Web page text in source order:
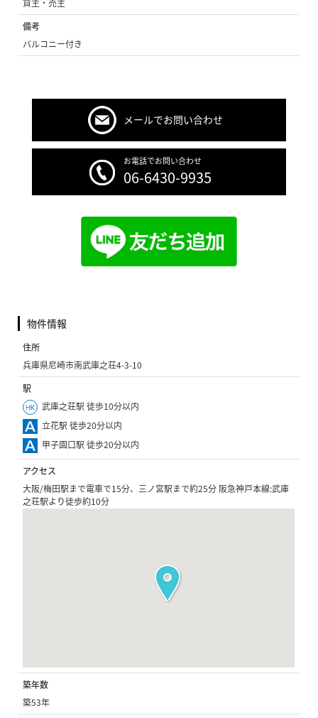
貸主・売主
備考
バルコニー付き
メールでお問い合わせ
お電話でお問い合わせ
06-6430-9935
物件情報
住所
兵庫県尼崎市南武庫之荘4-3-10
駅
武庫之荘駅 徒歩10分以内
立花駅 徒歩20分以内
甲子園口駅 徒歩20分以内
アクセス
大阪/梅田駅まで電車で15分、三ノ宮駅まで約25分 阪急神戸本線:武庫
之荘駅より徒歩約10分
築年数
築53年